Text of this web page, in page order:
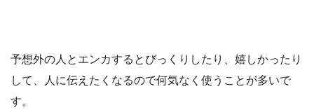
予想外の人とエンカするとびっくりしたり、嬉しかったり
して、人に伝えたくなるので何気なく使うことが多いで
す。